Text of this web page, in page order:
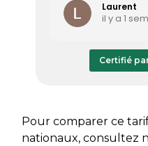
Laurent
il y a 1
Certifié
Pour comparer ce
nationaux, consultez